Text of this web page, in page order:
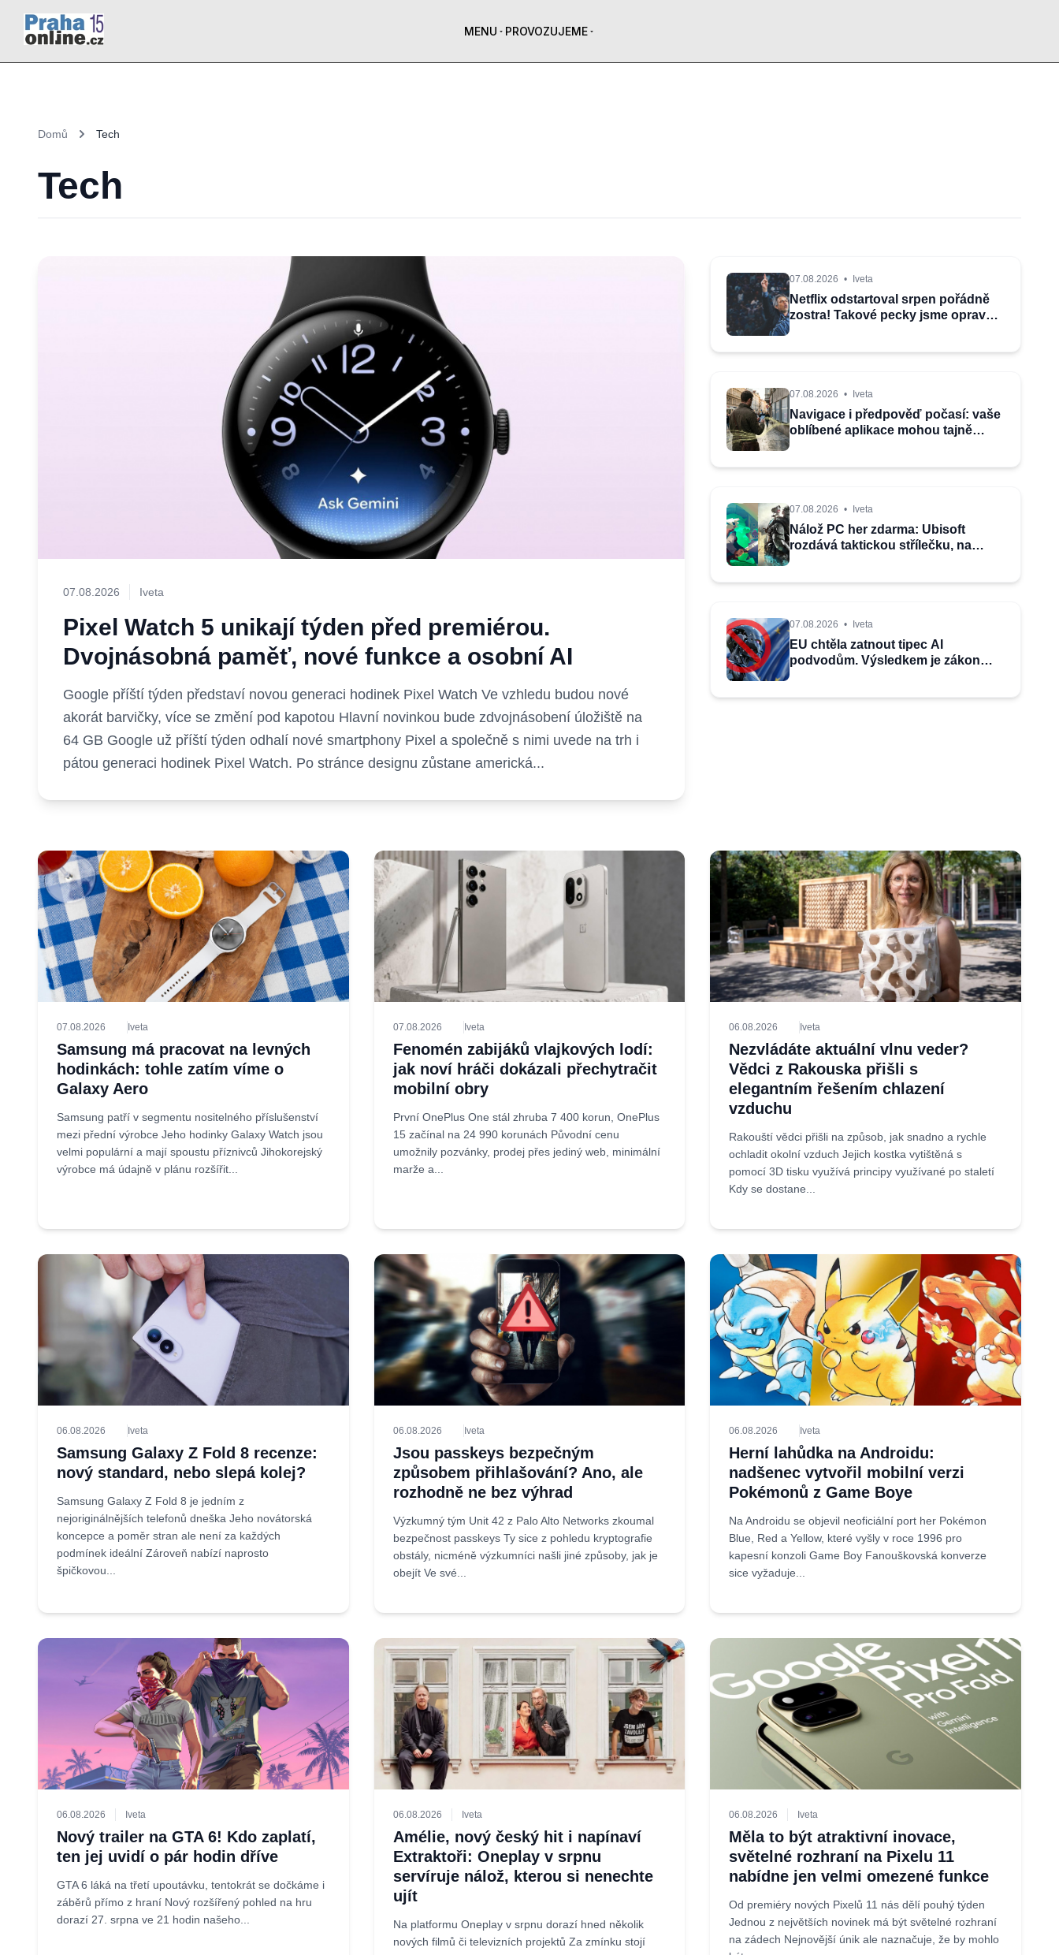
MENU PROVOZUJEME
Domů Tech
Tech
07.08.2026 Iveta
Pixel Watch 5 unikají týden před premiérou.
Dvojnásobná paměť, nové funkce a osobní AI
Google příští týden představí novou generaci hodinek Pixel Watch Ve vzhledu budou nové
akorát barvičky, více se změní pod kapotou Hlavní novinkou bude zdvojnásobení úložiště na
64 GB Google už příští týden odhalí nové smartphony Pixel a společně s nimi uvede na trh i
pátou generaci hodinek Pixel Watch. Po stránce designu zůstane americká...
07.08.2026 • Iveta
Netflix odstartoval srpen pořádně
zostra! Takové pecky jsme opravdu
07.08.2026 • Iveta
Navigace i předpověď počasí: vaše
oblíbené aplikace mohou tajně
07.08.2026 • Iveta
Nálož PC her zdarma: Ubisoft
rozdává taktickou střílečku, na
07.08.2026 • Iveta
EU chtěla zatnout tipec AI
podvodům. Výsledkem je zákon
07.08.2026 Iveta
Samsung má pracovat na levných
hodinkách: tohle zatím víme o
Galaxy Aero
Samsung patří v segmentu nositelného příslušenství
mezi přední výrobce Jeho hodinky Galaxy Watch jsou
velmi populární a mají spoustu příznivců Jihokorejský
výrobce má údajně v plánu rozšířit...
07.08.2026 Iveta
Fenomén zabijáků vlajkových lodí:
jak noví hráči dokázali přechytračit
mobilní obry
První OnePlus One stál zhruba 7 400 korun, OnePlus
15 začínal na 24 990 korunách Původní cenu
umožnily pozvánky, prodej přes jediný web, minimální
marže a...
06.08.2026 Iveta
Nezvládáte aktuální vlnu veder?
Vědci z Rakouska přišli s
elegantním řešením chlazení
vzduchu
Rakouští vědci přišli na způsob, jak snadno a rychle
ochladit okolní vzduch Jejich kostka vytištěná s
pomocí 3D tisku využívá principy využívané po staletí
Kdy se dostane...
06.08.2026 Iveta
Samsung Galaxy Z Fold 8 recenze:
nový standard, nebo slepá kolej?
Samsung Galaxy Z Fold 8 je jedním z
nejoriginálnějších telefonů dneška Jeho novátorská
koncepce a poměr stran ale není za každých
podmínek ideální Zároveň nabízí naprosto
špičkovou...
06.08.2026 Iveta
Jsou passkeys bezpečným
způsobem přihlašování? Ano, ale
rozhodně ne bez výhrad
Výzkumný tým Unit 42 z Palo Alto Networks zkoumal
bezpečnost passkeys Ty sice z pohledu kryptografie
obstály, nicméně výzkumníci našli jiné způsoby, jak je
obejít Ve své...
06.08.2026 Iveta
Herní lahůdka na Androidu:
nadšenec vytvořil mobilní verzi
Pokémonů z Game Boye
Na Androidu se objevil neoficiální port her Pokémon
Blue, Red a Yellow, které vyšly v roce 1996 pro
kapesní konzoli Game Boy Fanouškovská konverze
sice vyžaduje...
06.08.2026 Iveta
Nový trailer na GTA 6! Kdo zaplatí,
ten jej uvidí o pár hodin dříve
GTA 6 láká na třetí upoutávku, tentokrát se dočkáme i
záběrů přímo z hraní Nový rozšířený pohled na hru
dorazí 27. srpna ve 21 hodin našeho...
06.08.2026 Iveta
Amélie, nový český hit i napínaví
Extraktoři: Oneplay v srpnu
servíruje nálož, kterou si nenechte
ujít
Na platformu Oneplay v srpnu dorazí hned několik
nových filmů či televizních projektů Za zmínku stojí
06.08.2026 Iveta
Měla to být atraktivní inovace,
světelné rozhraní na Pixelu 11
nabídne jen velmi omezené funkce
Od premiéry nových Pixelů 11 nás dělí pouhý týden
Jednou z největších novinek má být světelné rozhraní
na zádech Nejnovější únik ale naznačuje, že by mohlo